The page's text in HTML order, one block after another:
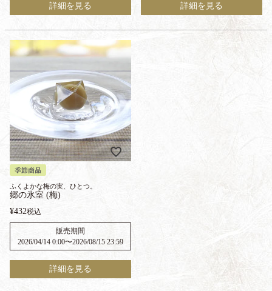
詳細を見る 詳細を見る
季節商品
ふくよかな梅の実、ひとつ。
郷の氷室 (梅)
¥432税込
販売期間
2026/04/14 0:00〜2026/08/15 23:59
詳細を見る